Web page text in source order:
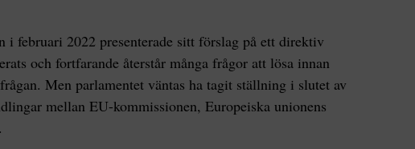
i februari 2022 presenterade sitt förslag på ett direktiv
och fortfarande återstår många frågor att lösa innan
Men parlamentet väntas ha tagit ställning i slutet av
mellan EU-kommissionen, Europeiska unionens